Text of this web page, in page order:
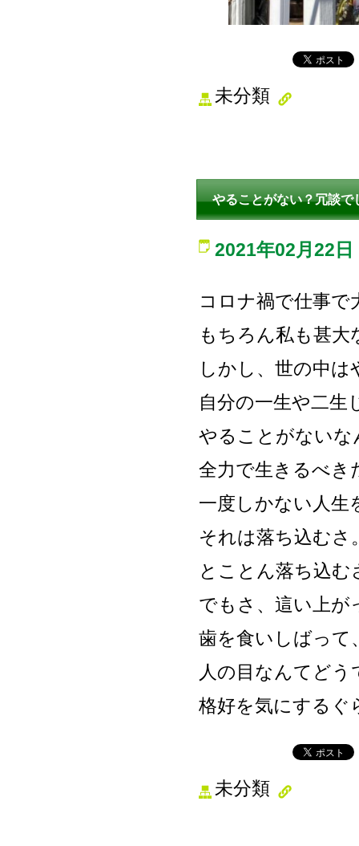
未分類
やることがない？冗談で
2021年02月22日
コロナ禍で仕事で
もちろん私も甚大
しかし、世の中
自分の一生や二生
やることがないな
全力で生きるべき
一度しかない人生
それは落ち込むさ
とことん落ち込む
でもさ、這い上が
歯を食いしばって
人の目なんてどう
格好を気にするぐ
未分類